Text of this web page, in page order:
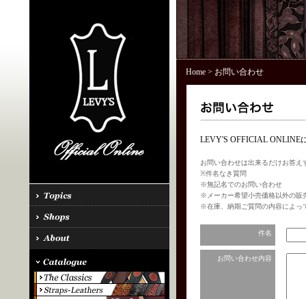
Home> お問い合わせ
LEVY'S OFFICIAL ONLINE
お問い合わせは出来るだけお答
※件名なき質問
※無記名でのお問い合わせ
※メーカー希望小売価格以外の販
※在庫、納期ご質問の内容によっ
件名
お問い合わせ内容